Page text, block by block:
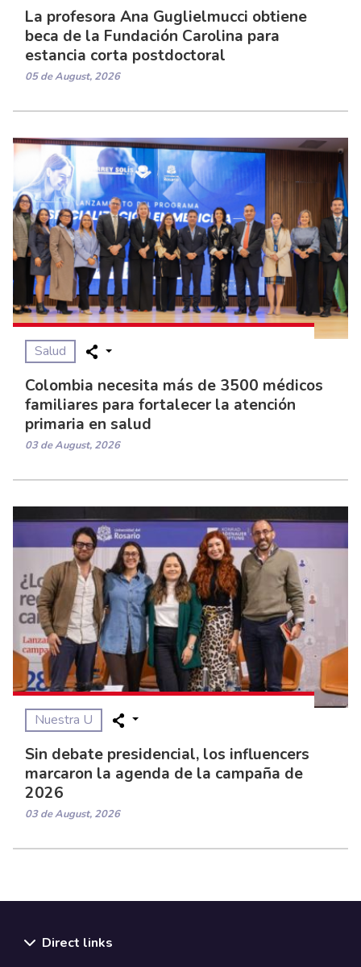
La profesora Ana Guglielmucci obtiene
beca de la Fundación Carolina para
estancia corta postdoctoral
05 de August, 2026
Salud
Colombia necesita más de 3500 médicos
familiares para fortalecer la atención
primaria en salud
03 de August, 2026
Nuestra U
Sin debate presidencial, los influencers
marcaron la agenda de la campaña de
2026
03 de August, 2026
Direct links